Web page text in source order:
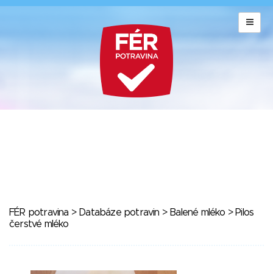
FÉR potravina > Databáze potravin > Balené mléko > Pilos
čerstvé mléko